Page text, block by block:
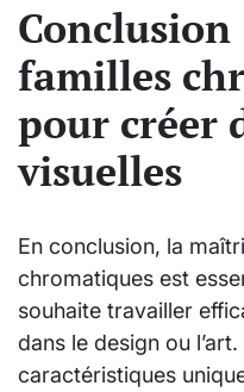
familles
pour créer
visuelles
En conclusion, la
chromatiques est
souhaite travailler
dans le design ou
caractéristiques